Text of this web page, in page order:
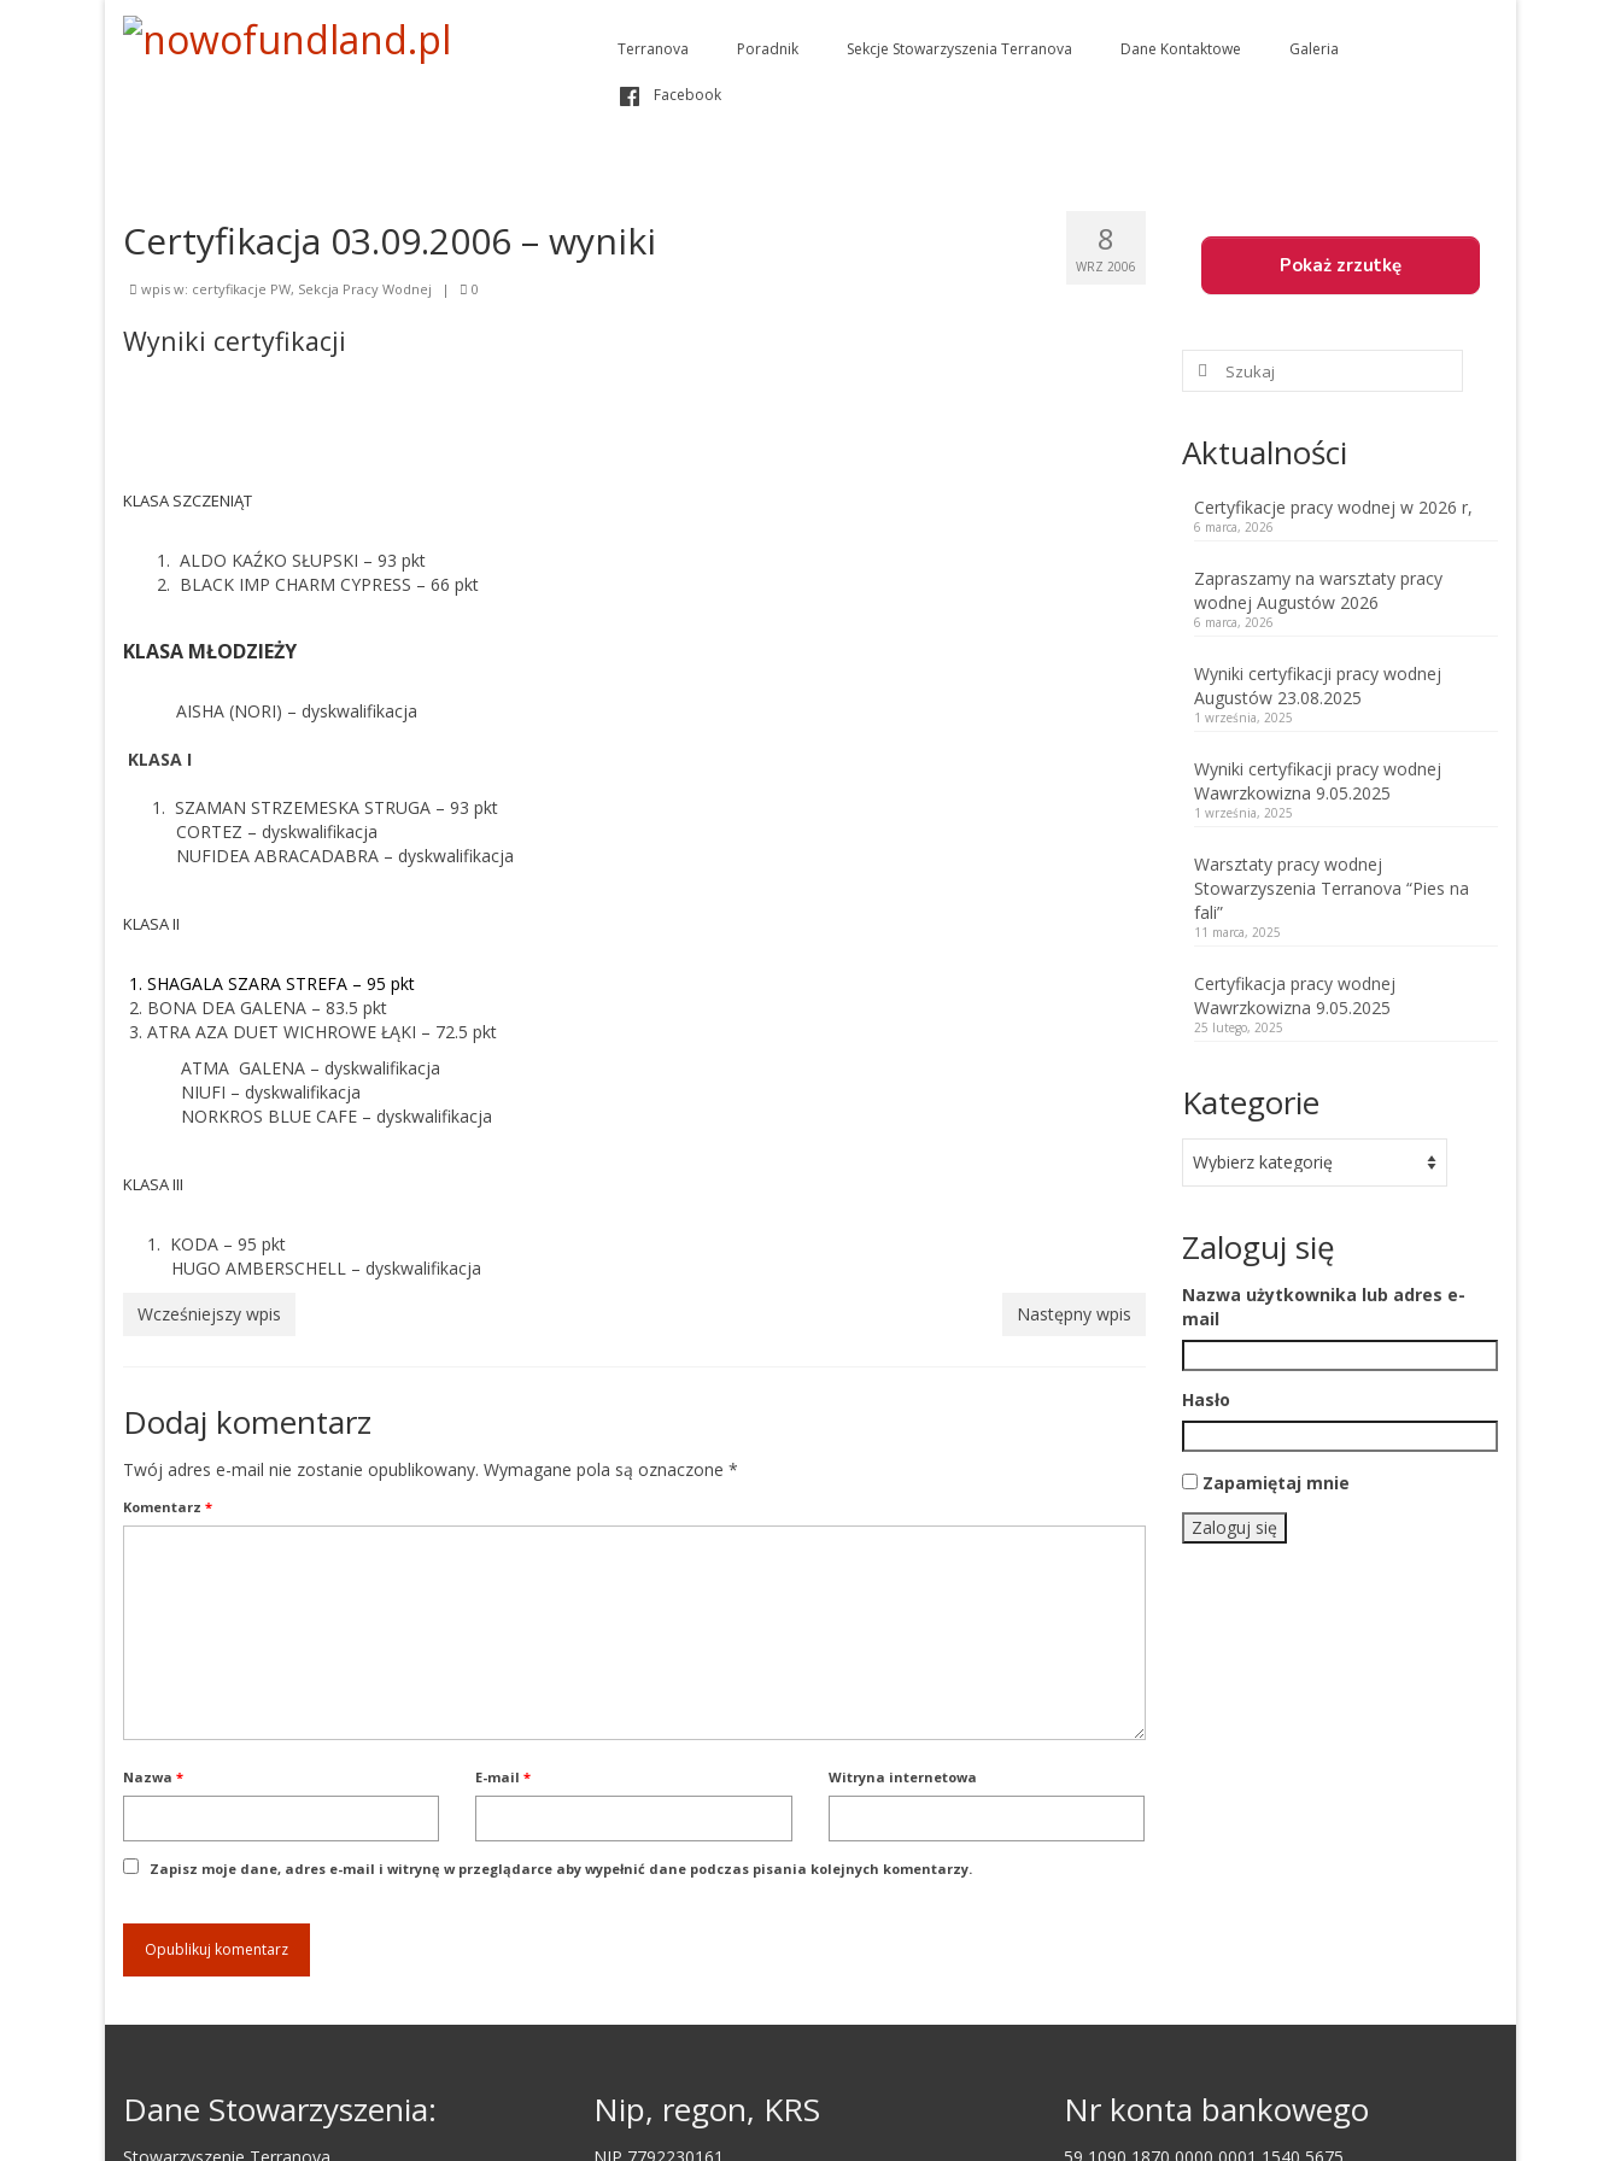
Terranova Poradnik Sekcje Stowarzyszenia Terranova Dane Kontaktowe Galeria
Facebook
8
WRZ 2006
Certyfikacja 03.09.2006 – wyniki
wpis w: certyfikacje PW, Sekcja Pracy Wodnej | 0
Wyniki certyfikacji
KLASA SZCZENIĄT
1. ALDO KAŹKO SŁUPSKI – 93 pkt
2. BLACK IMP CHARM CYPRESS – 66 pkt
KLASA MŁODZIEŻY
AISHA (NORI) – dyskwalifikacja
KLASA I
1. SZAMAN STRZEMESKA STRUGA – 93 pkt
CORTEZ – dyskwalifikacja
NUFIDEA ABRACADABRA – dyskwalifikacja
KLASA II
SHAGALA SZARA STREFA – 95 pkt
BONA DEA GALENA – 83.5 pkt
ATRA AZA DUET WICHROWE ŁĄKI – 72.5 pkt
ATMA GALENA – dyskwalifikacja
NIUFI – dyskwalifikacja
NORKROS BLUE CAFE – dyskwalifikacja
KLASA III
1. KODA – 95 pkt
HUGO AMBERSCHELL – dyskwalifikacja
Wcześniejszy wpis
Następny wpis
Dodaj komentarz
Twój adres e-mail nie zostanie opublikowany. Wymagane pola są oznaczone *
Komentarz *
Nazwa * E-mail* Witryna internetowa
Zapisz moje dane, adres e-mail i witrynę w przeglądarce aby wypełnić dane podczas pisania kolejnych komentarzy.
Szuklaj
w:
Aktualności
Certyfikacje pracy wodnej w 2026 r,
6 marca, 2026
Zapraszamy na warsztaty pracy
wodnej Augustów 2026
6 marca, 2026
Wyniki certyfikacji pracy wodnej
Augustów 23.08.2025
1 września, 2025
Wyniki certyfikacji pracy wodnej
Wawrzkowizna 9.05.2025
1 września, 2025
Warsztaty pracy wodnej
Stowarzyszenia Terranova “Pies na
fali”
11 marca, 2025
Certyfikacja pracy wodnej
Wawrzkowizna 9.05.2025
25 lutego, 2025
Kategorie
Zaloguj się
Nazwa użytkownika lub adres e-
mail
Hasło
Zapamiętaj mnie
Zaloguj się
Dane Stowarzyszenia: Nip, regon, KRS Nr konta bankowego